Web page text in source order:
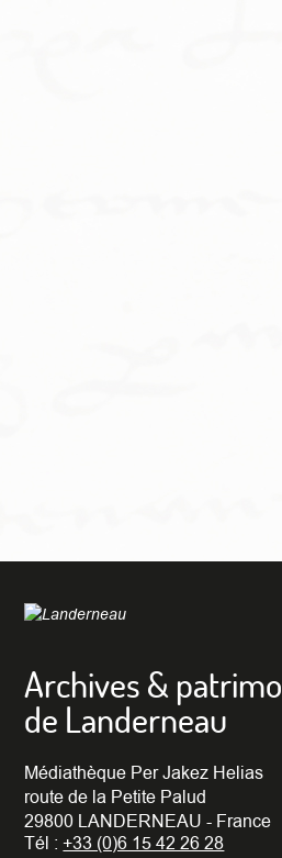
Archives &
de Landerneau
Médiathèque Per Jakez Helias
route de la Petite Palud
29800 LANDERNEAU - France
Tél :+33 (0)6 15 42 26 28